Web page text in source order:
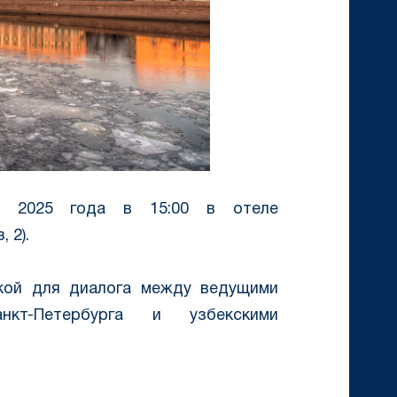
2025 года в 15:00 в отеле
2).
для диалога между ведущими
Петербурга и узбекскими